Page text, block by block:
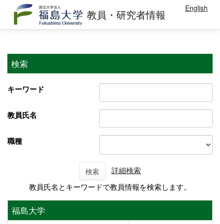
教員・研究者情報 English
検索
キーワード
教員氏名
職種
検索
詳細検索
教員氏名とキーワードで教員情報を検索します。
福島大学